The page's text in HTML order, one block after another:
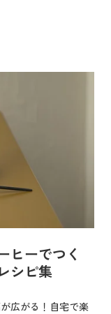
ヒーでつく
シピ集
広がる！自宅で楽